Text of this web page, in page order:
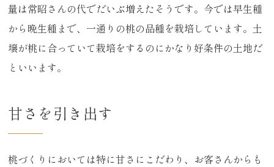
量は常昭さんの代でだいぶ増えたそうです。今では早生種
から晩生種まで、一通りの桃の品種を栽培しています。土
壌が桃に合っていて栽培をするのにかなり好条件の土地だ
といいます。
甘さを引き出す
桃づくりにおいては特に甘さにこだわり、お客さんからも